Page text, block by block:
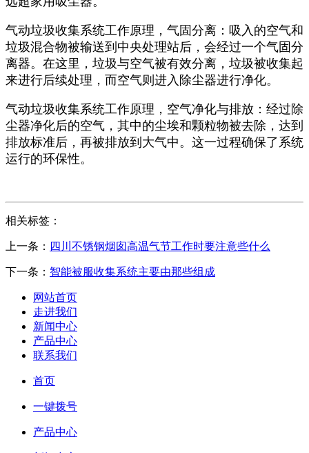
气动垃圾收集系统工作原理，气固分离：吸入的空气和
垃圾混合物被输送到中央处理站后，会经过一个气固分
离器。在这里，垃圾与空气被有效分离，垃圾被收集起
来进行后续处理，而空气则进入除尘器进行净化。
气动垃圾收集系统工作原理，空气净化与排放：经过除
尘器净化后的空气，其中的尘埃和颗粒物被去除，达到
排放标准后，再被排放到大气中。这一过程确保了系统
运行的环保性。
相关标签：
上一条： 四川不锈钢烟囱高温气节工作时要注意些什么
下一条： 智能被服收集系统主要由那些组成
网站首页
走进我们
新闻中心
产品中心
联系我们
首页
一键拨号
产品中心